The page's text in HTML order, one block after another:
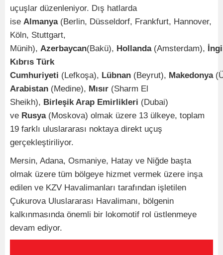
uçuşlar düzenleniyor. Dış hatlarda
ise Almanya(Berlin, Düsseldorf, Frankfurt, Hannover,
Köln, Stuttgart,
Münih), Azerbaycan(Bakü), Hollanda(Amsterdam),
Kıbrıs Türk
Cumhuriyeti (Lefkoşa), Lübnan (Beyrut), Makedonya
Arabistan (Medine), Mısır (Sharm El
Sheikh), Birleşik Arap Emirlikleri (Dubai)
ve Rusya (Moskova) olmak üzere 13 ülkeye, toplam
19 farklı uluslararası noktaya direkt uçuş
gerçekleştiriliyor.
Mersin, Adana, Osmaniye, Hatay ve Niğde başta
olmak üzere tüm bölgeye hizmet vermek üzere inşa
edilen ve KZV Havalimanları tarafından işletilen
Çukurova Uluslararası Havalimanı, bölgenin
kalkınmasında önemli bir lokomotif rol üstlenmeye
devam ediyor.